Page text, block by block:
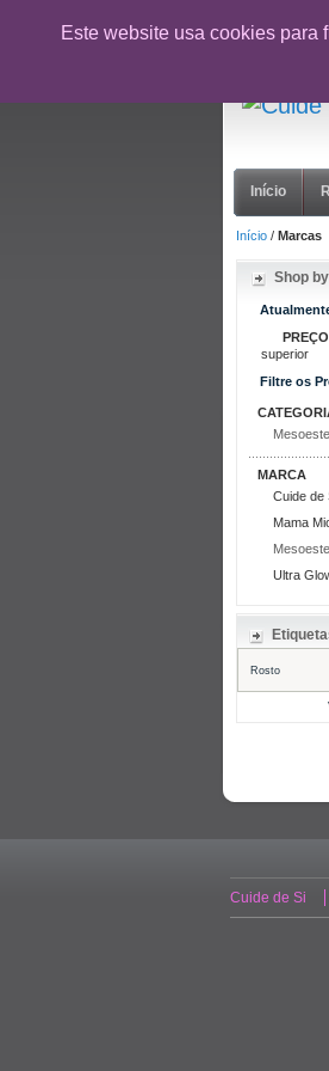
Este website usa cookies para
CUPÃO:
Início
Início / Marcas
Shop by
superior
Filtre os
MARCA
Cuide de
Mama
Ultra
Rosto
Cuide de Si